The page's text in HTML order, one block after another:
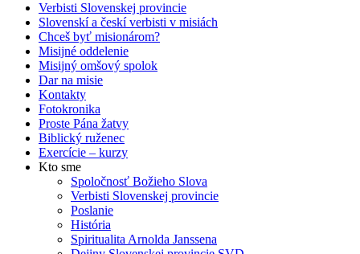
Verbisti Slovenskej provincie
Slovenskí a českí verbisti v misiách
Chceš byť misionárom?
Misijné oddelenie
Misijný omšový spolok
Dar na misie
Kontakty
Fotokronika
Proste Pána žatvy
Biblický ruženec
Exercície – kurzy
Kto sme
Spoločnosť Božieho Slova
Verbisti Slovenskej provincie
Poslanie
História
Spiritualita Arnolda Janssena